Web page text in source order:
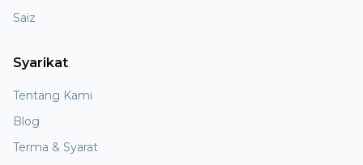
Saiz
Syarikat
Tentang Kami
Blog
Terma & Syarat